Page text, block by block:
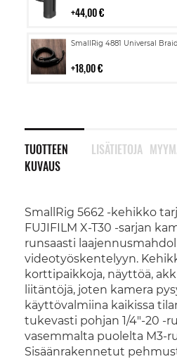
44,00 €
SmallRig 4881 Universal
18,00 €
Lisää
TUOTTEEN
KUVAUS
SmallRig 5662 -kehikko
FUJIFILM X-T30 -sarjan
runsaasti
videotyöskentelyyn.
korttipaikkoja, näyttöä,
liitäntöjä, joten kamera
käyttövalmiina kaikissa
tukevasti pohjan 1/4"-20 -
vasemmalta puolelta M3-
Sisäänrakennetut
LISÄTIETOJA